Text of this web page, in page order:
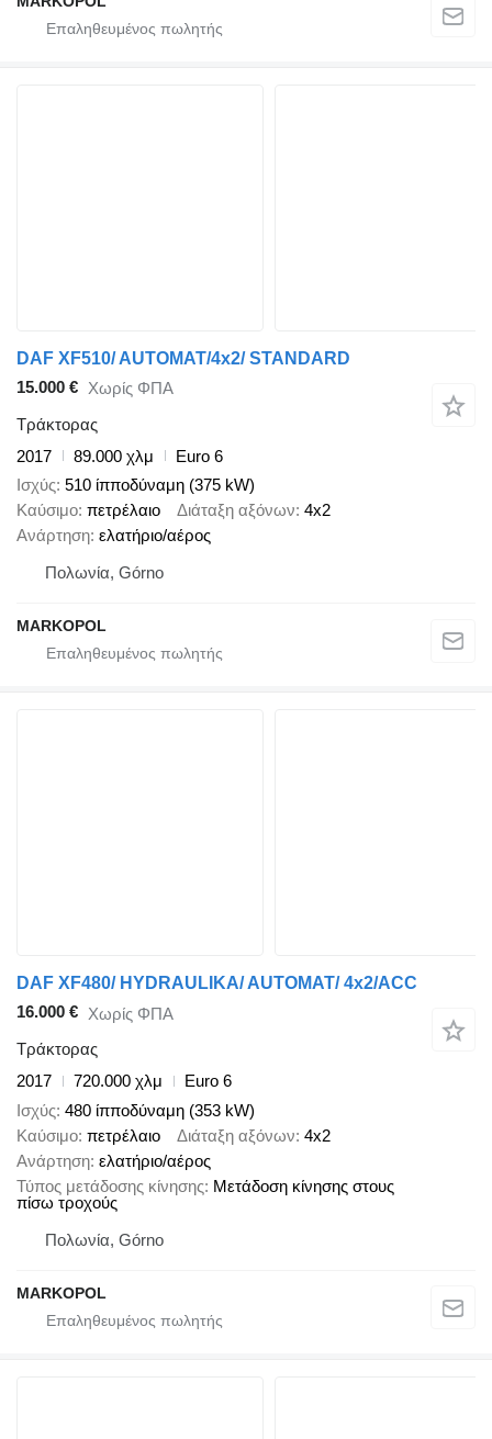
DAF XF510/ AUTOMAT/4x2/ STANDARD
15.000 € Χωρίς ΦΠΑ
Τράκτορας
2017
89.000 χλμ
Euro 6
Ισχύς 510 ίπποδύναμη (375 kW)
Καύσιμο πετρέλαιο Διάταξη αξόνων 4x2
Ανάρτηση ελατήριο/αέρος
Πολωνία, Górno
MARKOPOL
DAF XF480/ HYDRAULIKA/ AUTOMAT/ 4x2/ACC
16.000 € Χωρίς ΦΠΑ
Τράκτορας
2017
720.000 χλμ
Euro 6
Ισχύς 480 ίπποδύναμη (353 kW)
Καύσιμο πετρέλαιο Διάταξη αξόνων 4x2
Ανάρτηση ελατήριο/αέρος
Τύπος μετάδοσης κίνησης Μετάδοση κίνησης στους
πίσω τροχούς
Πολωνία, Górno
MARKOPOL